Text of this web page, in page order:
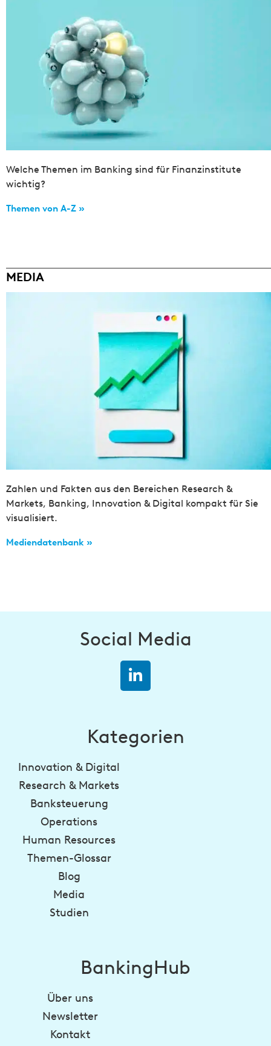
Welche Themen im Banking sind für Finanzinstitute
wichtig?
Themen von A-Z »
MEDIA
Zahlen und Fakten aus den Bereichen Research &
Markets, Banking, Innovation & Digital kompakt für Sie
visualisiert.
Mediendatenbank »
Social Media
Kategorien
Innovation & Digital
Research & Markets
Banksteuerung
Operations
Human Resources
Themen-Glossar
Blog
Media
Studien
BankingHub
Über uns
Newsletter
Kontakt